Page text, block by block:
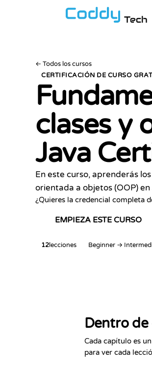
Tech
← Todos los cursos
CERTIFICACIÓN DE CURSO
clases y
Java
En este curso, aprenderás
orientada a objetos (OOP) en
¿Quieres la credencial completa
EMPIEZA ESTE CURSO
12lecciones Beginner →
Dentro de
Cada capítulo es
para ver cada